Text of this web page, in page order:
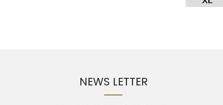
NEWS LETTER